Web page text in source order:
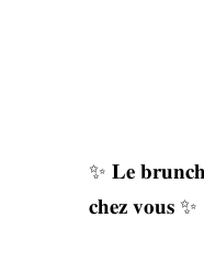
✨ 𝐋𝐞 𝐛𝐫𝐮𝐧𝐜𝐡
𝐜𝐡𝐞𝐳 𝐯𝐨𝐮𝐬